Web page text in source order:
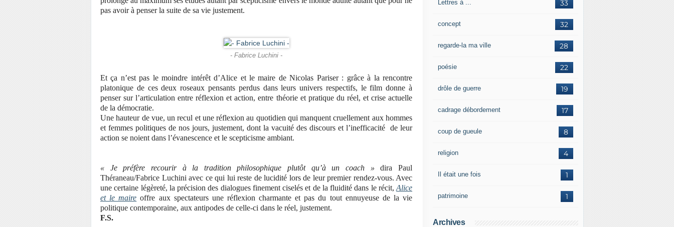
pas avoir à penser la suite de sa vie justement.
- Fabrice Luchini -
Et ça n’est pas le moindre intérêt d’Alice et le maire de Nicolas Pariser : grâce à la rencontre
platonique de ces deux roseaux pensants perdus dans leurs univers respectifs, le film donne à
penser sur l’articulation entre réflexion et action, entre théorie et pratique du réel, et crise actuelle
de la démocratie.
Une hauteur de vue, un recul et une réflexion au quotidien qui manquent cruellement aux hommes
et femmes politiques de nos jours, justement, dont la vacuité des discours et l’inefficacité de leur
action se noient dans l’évanescence et le scepticisme ambiant.
« Je préfère recourir à la tradition philosophique plutôt qu’à un coach » dira Paul
Théraneau/Fabrice Luchini avec ce qui lui reste de lucidité lors de leur premier rendez-vous. Avec
une certaine légèreté, la précision des dialogues finement ciselés et de la fluidité dans le récit, Alice
et le maire offre aux spectateurs une réflexion charmante et pas du tout ennuyeuse de la vie
politique contemporaine, aux antipodes de celle-ci dans le réel, justement.
F.S.
33
Lettres à ...
32
concept
28
regarde-la ma ville
22
poésie
19
drôle de guerre
17
cadrage débordement
8
coup de gueule
4
religion
1
Il était une fois
1
patrimoine
Archives